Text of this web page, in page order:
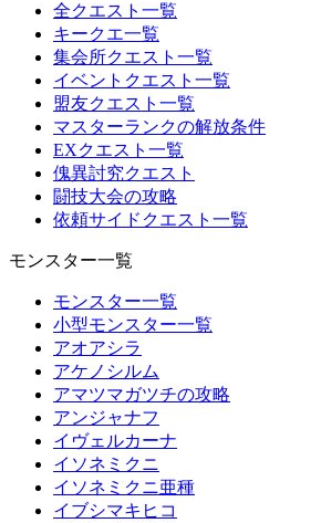
全クエスト一覧
キークエ一覧
集会所クエスト一覧
イベントクエスト一覧
盟友クエスト一覧
マスターランクの解放条件
EXクエスト一覧
傀異討究クエスト
闘技大会の攻略
依頼サイドクエスト一覧
モンスター一覧
モンスター一覧
小型モンスター一覧
アオアシラ
アケノシルム
アマツマガツチの攻略
アンジャナフ
イヴェルカーナ
イソネミクニ
イソネミクニ亜種
イブシマキヒコ